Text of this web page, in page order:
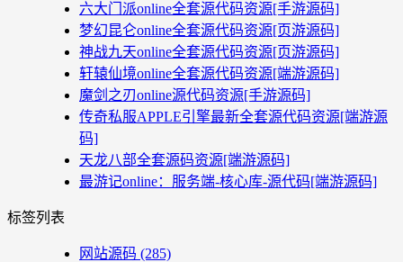
六大门派online全套源代码资源[手游源码]
梦幻昆仑online全套源代码资源[页游源码]
神战九天online全套源代码资源[页游源码]
轩辕仙境online全套源代码资源[端游源码]
魔剑之刃online源代码资源[手游源码]
传奇私服APPLE引擎最新全套源代码资源[端游源
码]
天龙八部全套源码资源[端游源码]
最游记online：服务端-核心库-源代码[端游源码]
标签列表
网站源码 (285)